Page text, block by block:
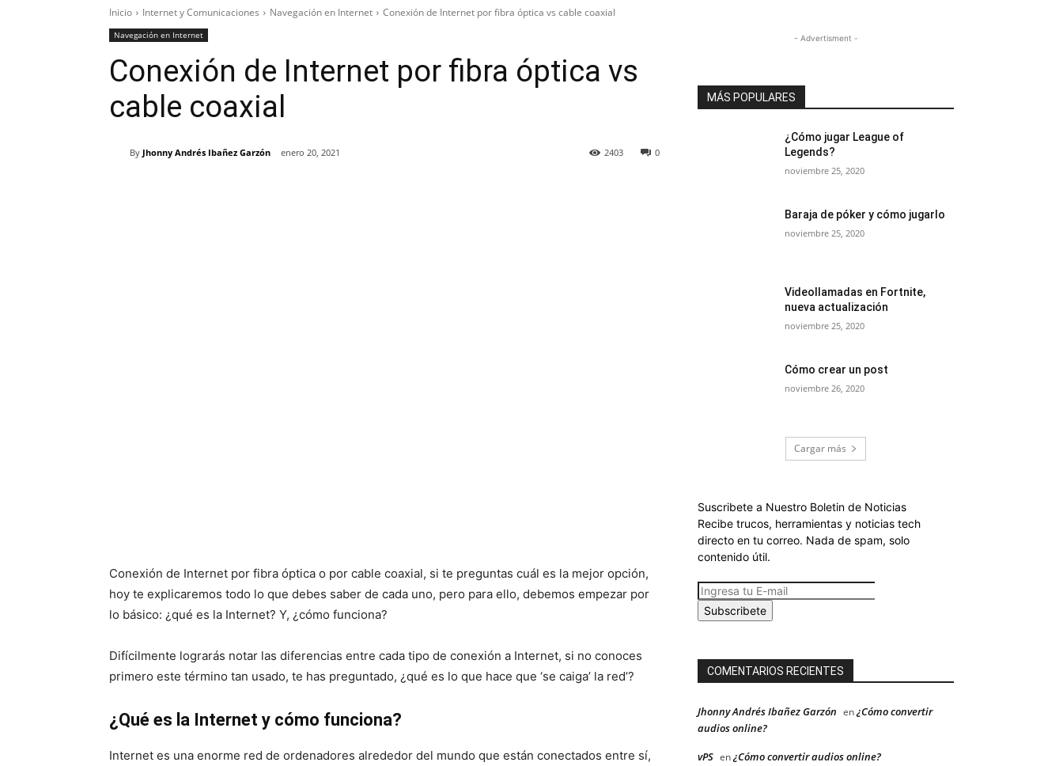
Inicio Internet y Comunicaciones Navegación en Internet Conexión de Internet por fibra óptica vs cable coaxial
Navegación en Internet
Conexión de Internet por fibra óptica vs
cable coaxial
By Jhonny Andrés Ibañez Garzón enero 20, 2021 0
2403
Conexión de Internet por fibra óptica o por cable coaxial, si te preguntas cuál es la mejor opción,
hoy te explicaremos todo lo que debes saber de cada uno, pero para ello, debemos empezar por
lo básico: ¿qué es la Internet? Y, ¿cómo funciona?
Difícilmente lograrás notar las diferencias entre cada tipo de conexión a Internet, si no conoces
primero este término tan usado, te has preguntado, ¿qué es lo que hace que ‘se caiga’ la red’?
¿Qué es la Internet y cómo funciona?
Internet es una enorme red de ordenadores alrededor del mundo que están conectados entre sí,
- Advertisment -
MÁS POPULARES
¿Cómo jugar League of
Legends?
noviembre 25, 2020
Baraja de póker y cómo jugarlo
noviembre 25, 2020
Videollamadas en Fortnite,
nueva actualización
noviembre 25, 2020
Cómo crear un post
noviembre 26, 2020
Cargar más
Suscribete a Nuestro Boletin de Noticias
Recibe trucos, herramientas y noticias tech
directo en tu correo. Nada de spam, solo
contenido útil.
Subscribete
COMENTARIOS RECIENTES
Jhonny Andrés Ibañez Garzón en¿Cómo convertir
audios online?
vPS en¿Cómo convertir audios online?